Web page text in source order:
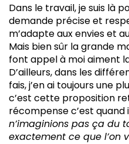
Dans le travail, je suis là
demande précise et
m’adapte aux envies et
Mais bien sûr la grande
font appel à moi aiment
D’ailleurs, dans les
fais, j’en ai toujours une
c’est cette proposition
récompense c’est quand
n’imaginions pas ça du
exactement ce que l’on